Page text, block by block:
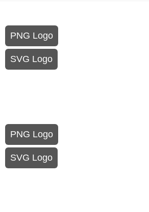
PNG Logo
SVG Logo
PNG Logo
SVG Logo